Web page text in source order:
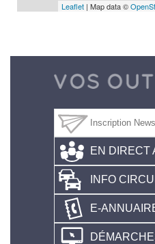
Leaflet | Map data ©
EN DIRECT
INFO
E-